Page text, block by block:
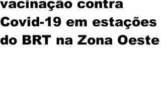
vacinação contra
Covid-19 em estações
do BRT na Zona Oeste